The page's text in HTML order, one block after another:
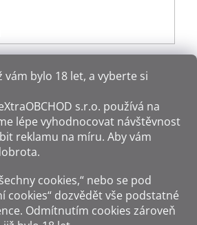
bylo 18 let, a vyberte si
s.r.o. používá na
lépe vyhodnocovat návštěvnost
reklamu na míru. Aby vám
cookies,“ nebo se pod
cookies“ dozvědět vše podstatné
Odmítnutím cookies zároveň
Způsoby dopravy: